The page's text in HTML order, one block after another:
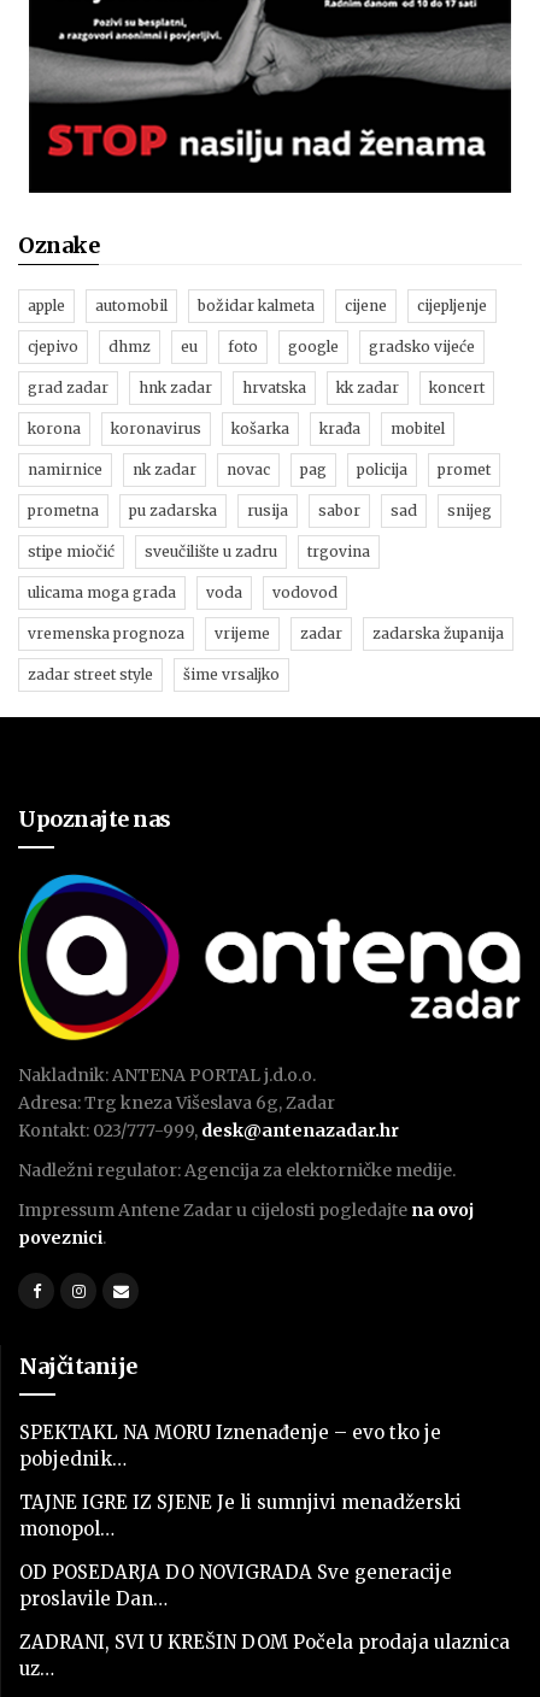
Oznake
apple automobil božidar kalmeta cijene cijepljenje
cjepivo dhmz eu foto google gradsko vijeće
grad zadar hnk zadar hrvatska kk zadar koncert
korona koronavirus košarka krađa mobitel
namirnice nk zadar novac pag policija promet
prometna pu zadarska rusija sabor sad snijeg
stipe miočić sveučilište u zadru trgovina
ulicama moga grada voda vodovod
vremenska prognoza vrijeme zadar zadarska županija
zadar street style šime vrsaljko
Upoznajte nas
Nakladnik: ANTENA PORTAL j.d.o.o.
Adresa: Trg kneza Višeslava 6g, Zadar
Kontakt: 023/777-999, desk@antenazadar.hr
Nadležni regulator: Agencija za elektorničke medije.
Impressum Antene Zadar u cijelosti pogledajte na ovoj
poveznici.
Najčitanije
SPEKTAKL NA MORU Iznenađenje – evo tko je
pobjednik…
TAJNE IGRE IZ SJENE Je li sumnjivi menadžerski
monopol…
OD POSEDARJA DO NOVIGRADA Sve generacije
proslavile Dan…
ZADRANI, SVI U KREŠIN DOM Počela prodaja ulaznica
uz…